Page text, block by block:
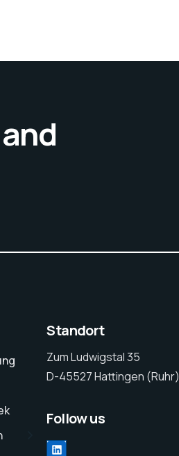
Standort
Zum Ludwigstal 35
D-45527 Hattingen (Ruhr)
Follow us
LinkedIn